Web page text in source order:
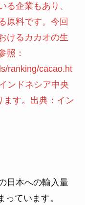
る企業もあり、
原料です。今回
けるカカオの生
照：
ranking/cacao.ht
ンドネシア中央
ます。出典：イン
日本への輸入量
ています。